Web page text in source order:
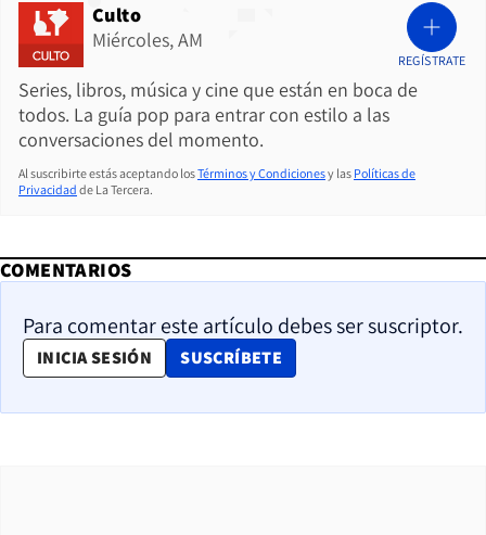
Culto
Miércoles, AM
Series, libros, música y cine que están en boca de
todos. La guía pop para entrar con estilo a las
conversaciones del momento.
REGÍSTRATE
Al suscribirte estás aceptando losTérminos y Condicionesy las Políticas de
Privacidad de La Tercera.
COMENTARIOS
Para comentar este artículo debes ser suscriptor.
INICIA SESIÓN SUSCRÍBETE
OPENS IN NEW WINDOW